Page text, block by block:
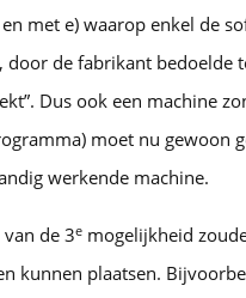
met e) waarop enkel de
door de fabrikant bedoelde
Dus ook een machine
moet nu gewoon
werkende machine.
de 3e mogelijkheid
kunnen plaatsen.